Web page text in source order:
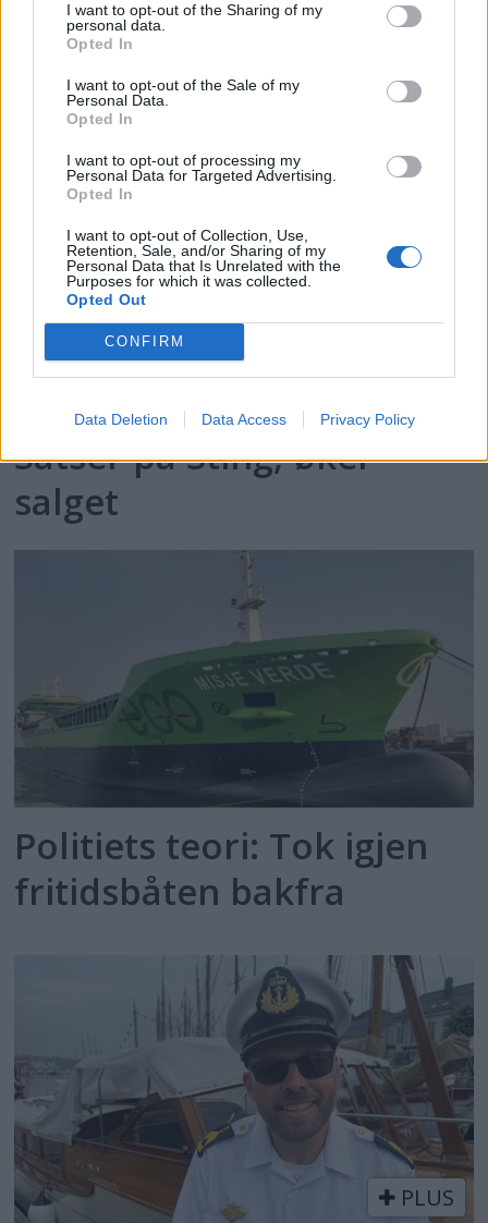
I want to opt-out of the Sharing of my
personal data.
Opted In
I want to opt-out of the Sale of my
Personal Data.
Opted In
I want to opt-out of processing my
Personal Data for Targeted Advertising.
Opted In
I want to opt-out of Collection, Use,
Retention, Sale, and/or Sharing of my
Personal Data that Is Unrelated with the
Purposes for which it was collected.
Opted Out
CONFIRM
Data Deletion Data Access Privacy Policy
Motorbåtdefilering i Risør
PLUS
Satser på Sting, øker
salget
Politiets teori: Tok igjen
fritidsbåten bakfra
PLUS